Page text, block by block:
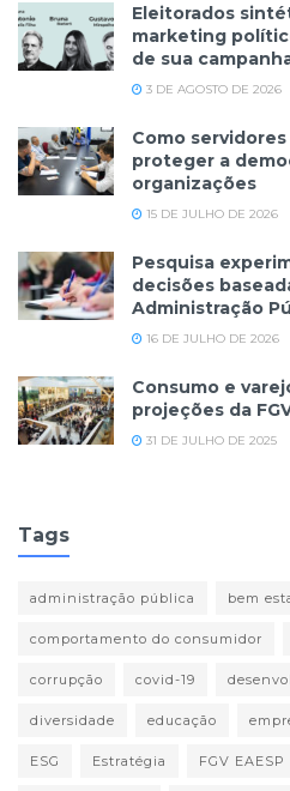
Eleitorados
marketing
de sua
3 DE AGOSTO DE 2026
Como
proteger a
organizações
15 DE JULHO DE 2026
Pesquisa
decisões
Administração
16 DE JULHO DE 2026
Consumo e
projeções da
31 DE JULHO DE 2025
Tags
administração pública bem
comportamento do consumidor
corrupção covid-19
diversidade educação
ESG Estratégia FGV EAESP